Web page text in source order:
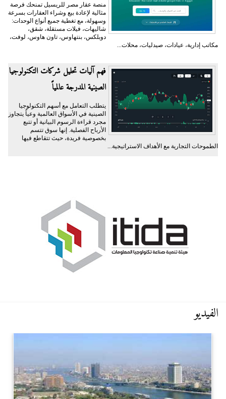
منصة عقار مصر للريسيل تمنحك فرصة
مثالية لإعادة بيع وشراء العقارات بسرعة
وسهولة، مع تغطية جميع أنواع الوحدات:
شاليهات، فيلات مستقلة، شقق،
دوبلكس، بنتهاوس، تاون هاوس، لوفت،
مكاتب إدارية، عيادات، صيدليات، محلات...
فهم آليات تحليل شركات التكنولوجيا
الصينية المدرجة عالمياً
يتطلب التعامل مع أسهم التكنولوجيا
الصينية في الأسواق العالمية وعياً يتجاوز
مجرد قراءة الرسوم البيانية أو تتبع
الأرباح الفصلية. إنها سوق تتسم
بخصوصية فريدة، حيث تتقاطع فيها
الطموحات التجارية مع الأهداف الاستراتيجية...
الفيديو